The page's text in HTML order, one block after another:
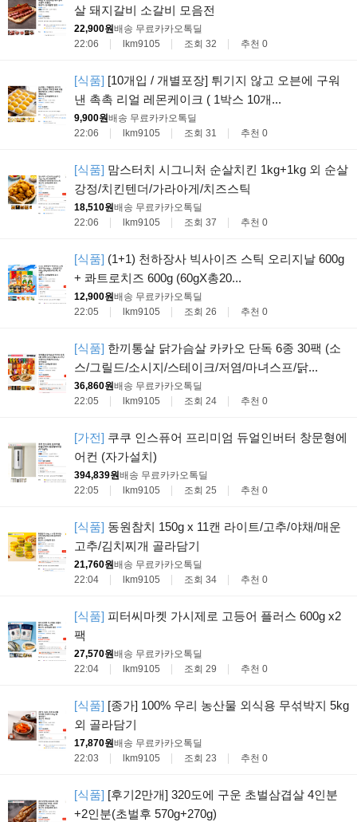
살 돼지갈비 소갈비 모음전
22,900원배송 무료카카오톡딜
22:06
lkm9105 조회 32 추천 0
[식품] [10개입 / 개별포장] 튀기지 않고 오븐에 구워
낸 촉촉 리얼 레몬케이크 ( 1박스 10개...
9,900원배송 무료카카오톡딜
22:06
lkm9105 조회 31 추천 0
[식품] 맘스터치 시그니처 순살치킨 1kg+1kg 외 순살
강정/치킨텐더/가라아게/치즈스틱
18,510원배송 무료카카오톡딜
22:06
lkm9105 조회 37 추천 0
[식품] (1+1) 천하장사 빅사이즈 스틱 오리지날 600g
+ 콰트로치즈 600g (60gX총20...
12,900원배송 무료카카오톡딜
22:05
lkm9105 조회 26 추천 0
[식품] 한끼통살 닭가슴살 카카오 단독 6종 30팩 (소
스/그릴드/소시지/스테이크/저염/마녀스프/닭...
36,860원배송 무료카카오톡딜
22:05
lkm9105 조회 24 추천 0
[가전] 쿠쿠 인스퓨어 프리미엄 듀얼인버터 창문형에
어컨 (자가설치)
394,839원배송 무료카카오톡딜
22:05
lkm9105 조회 25 추천 0
[식품] 동원참치 150g x 11캔 라이트/고추/야채/매운
고추/김치찌개 골라담기
21,760원배송 무료카카오톡딜
22:04
lkm9105 조회 34 추천 0
[식품] 피터씨마켓 가시제로 고등어 플러스 600g x2
팩
27,570원배송 무료카카오톡딜
22:04
lkm9105 조회 29 추천 0
[식품] [종가] 100% 우리 농산물 외식용 무섞박지 5kg
외 골라담기
17,870원배송 무료카카오톡딜
22:03
lkm9105 조회 23 추천 0
[식품] [후기2만개] 320도에 구운 초벌삼겹살 4인분
+2인분(초벌후 570g+270g)